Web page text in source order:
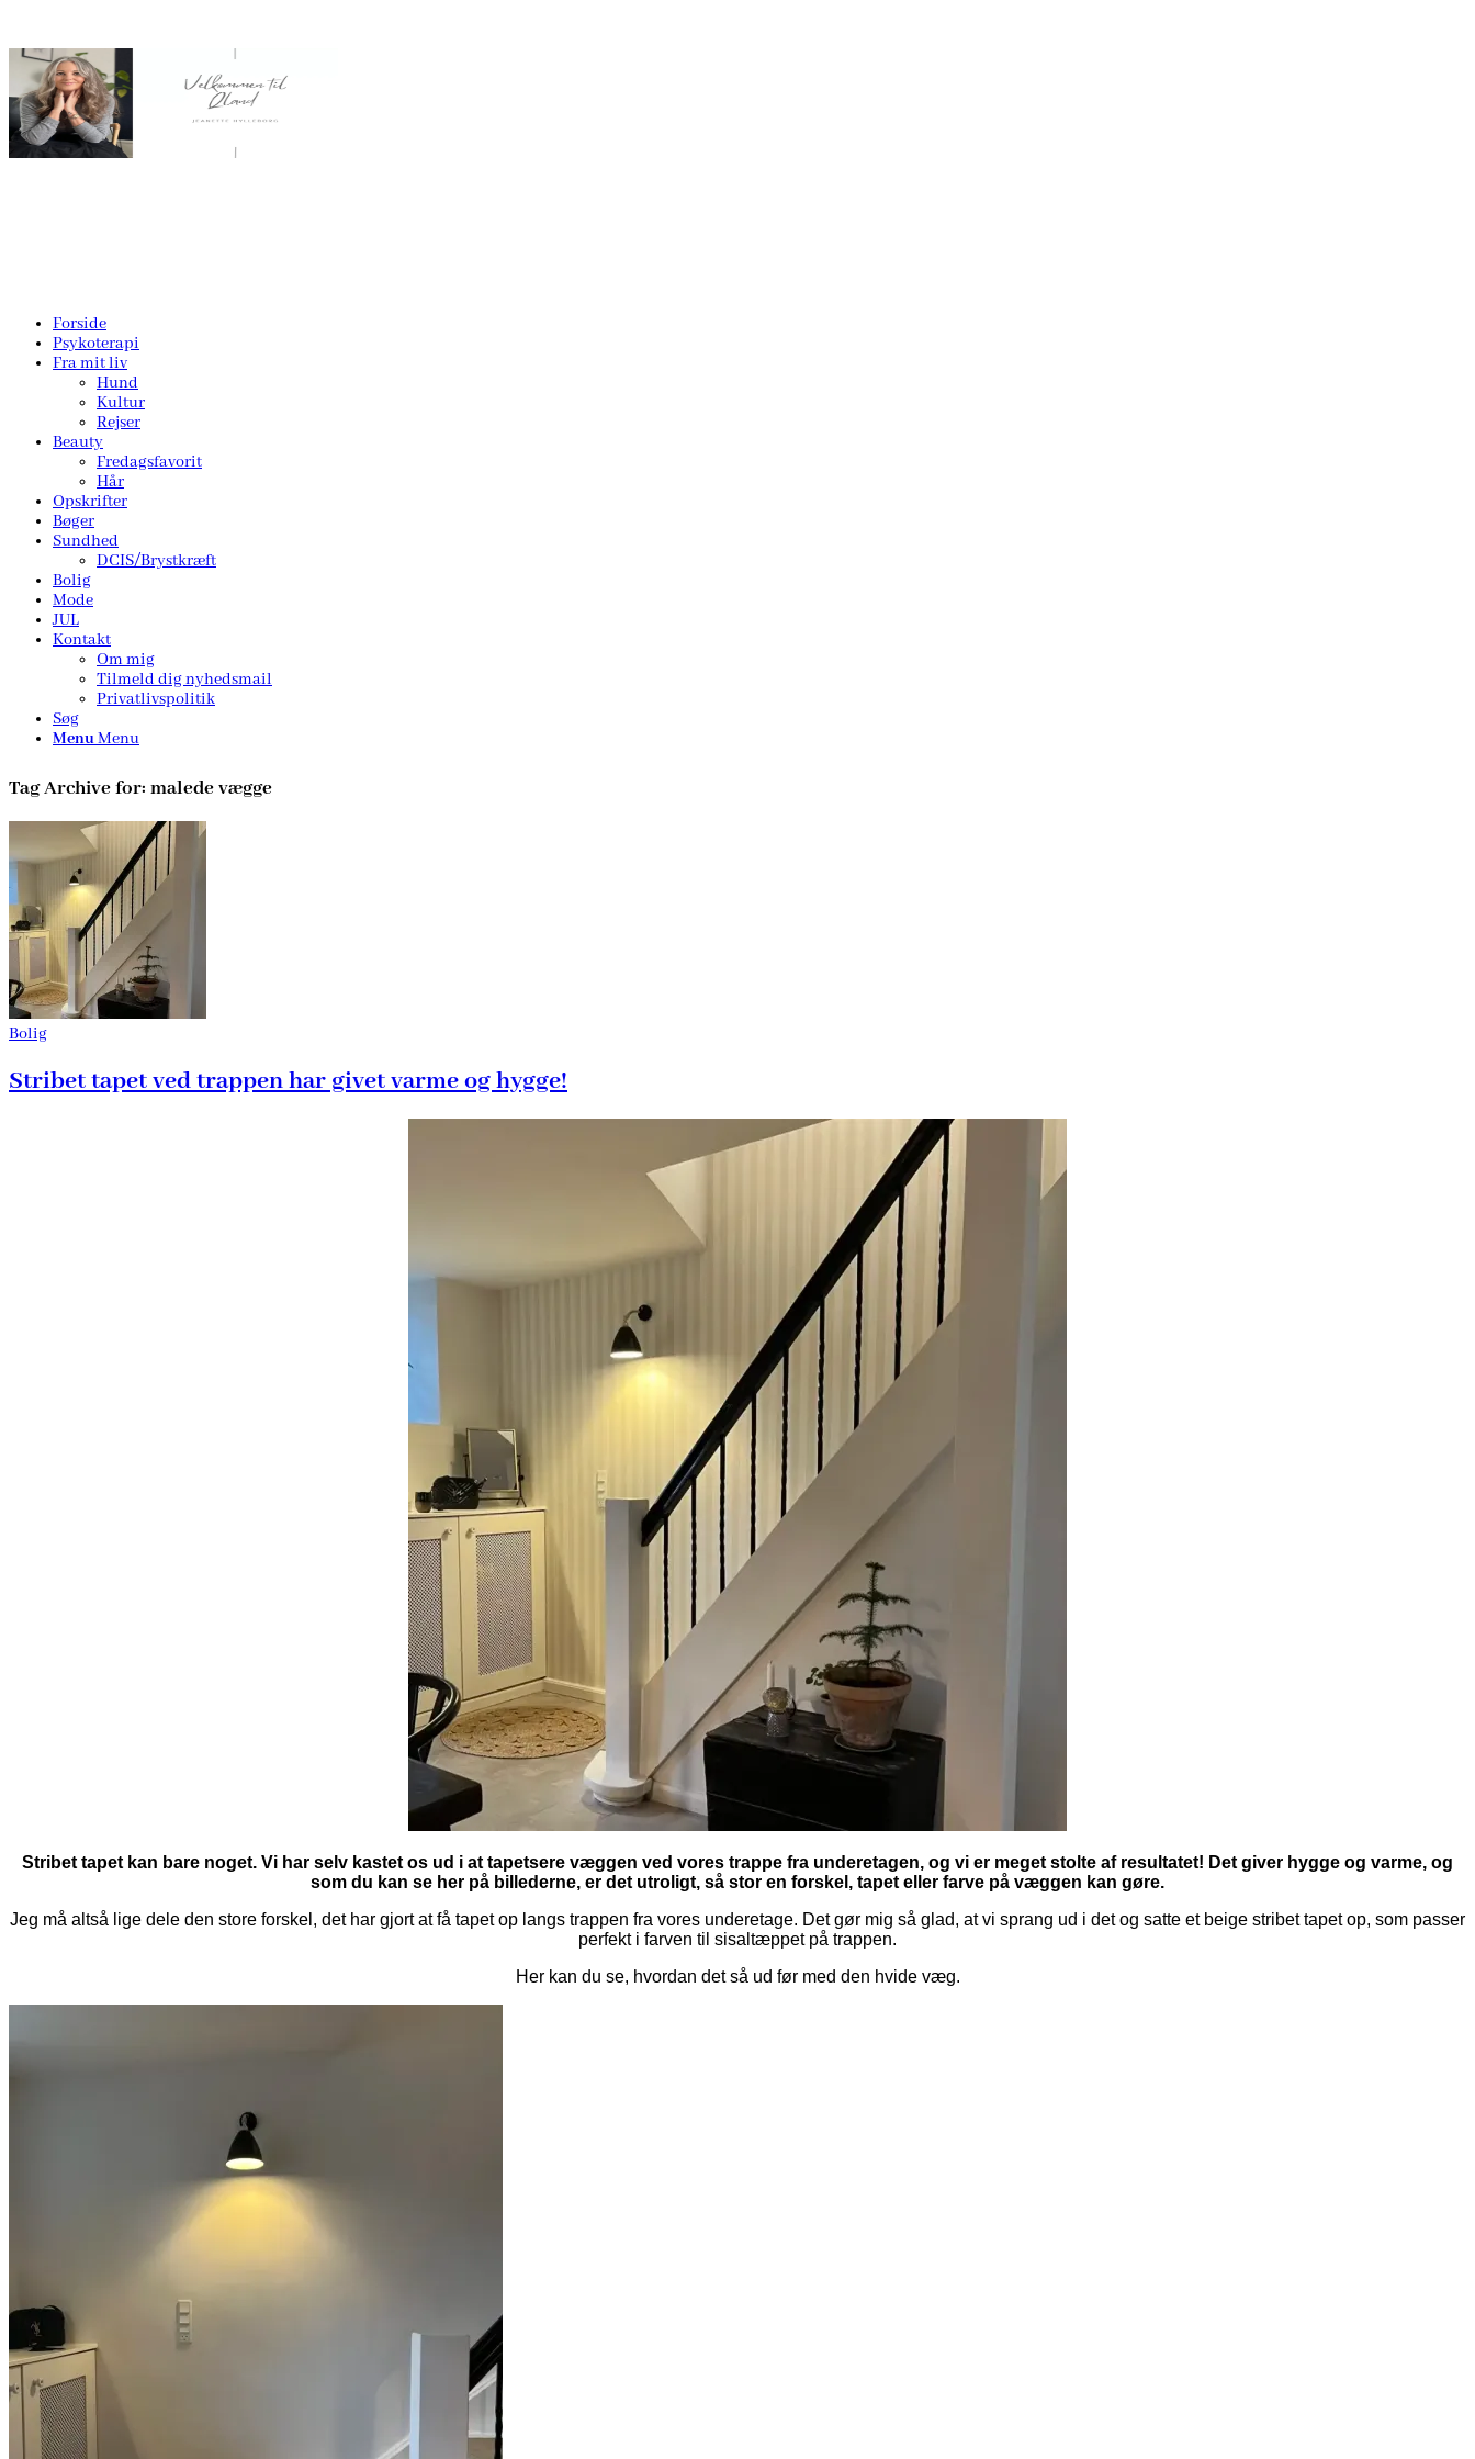
Forside
Psykoterapi
Fra mit liv
Hund
Kultur
Rejser
Beauty
Fredagsfavorit
Hår
Opskrifter
Bøger
Sundhed
DCIS/Brystkræft
Bolig
Mode
JUL
Kontakt
Om mig
Tilmeld dig nyhedsmail
Privatlivspolitik
Søg
MenuMenu
Tag Archive for: malede vægge
Bolig
Stribet tapet ved trappen har givet varme og hygge!
Stribet tapet kan bare noget. Vi har selv kastet os ud i at tapetsere væggen ved vores trappe fra underetagen, og vi er meget stolte af resultatet! Det giver hygge og varme, og
som du kan se her på billederne, er det utroligt, så stor en forskel, tapet eller farve på væggen kan gøre.
Jeg må altså lige dele den store forskel, det har gjort at få tapet op langs trappen fra vores underetage. Det gør mig så glad, at vi sprang ud i det og satte et beige stribet tapet op, som passer
perfekt i farven til sisaltæppet på trappen.
Her kan du se, hvordan det så ud før med den hvide væg.